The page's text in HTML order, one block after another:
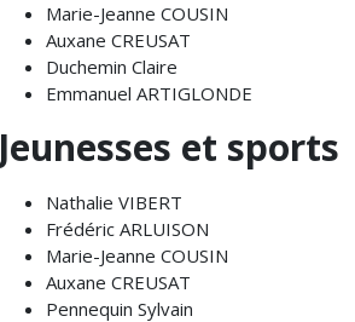
Marie-Jeanne COUSIN
Auxane CREUSAT
Duchemin Claire
Emmanuel ARTIGLONDE
Jeunesses et sports
Nathalie VIBERT
Frédéric ARLUISON
Marie-Jeanne COUSIN
Auxane CREUSAT
Pennequin Sylvain